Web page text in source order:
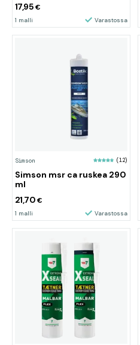
17,95 €
1 malli Varastossa
Simson (12)
Simson msr ca ruskea 290
ml
21,70 €
1 malli Varastossa